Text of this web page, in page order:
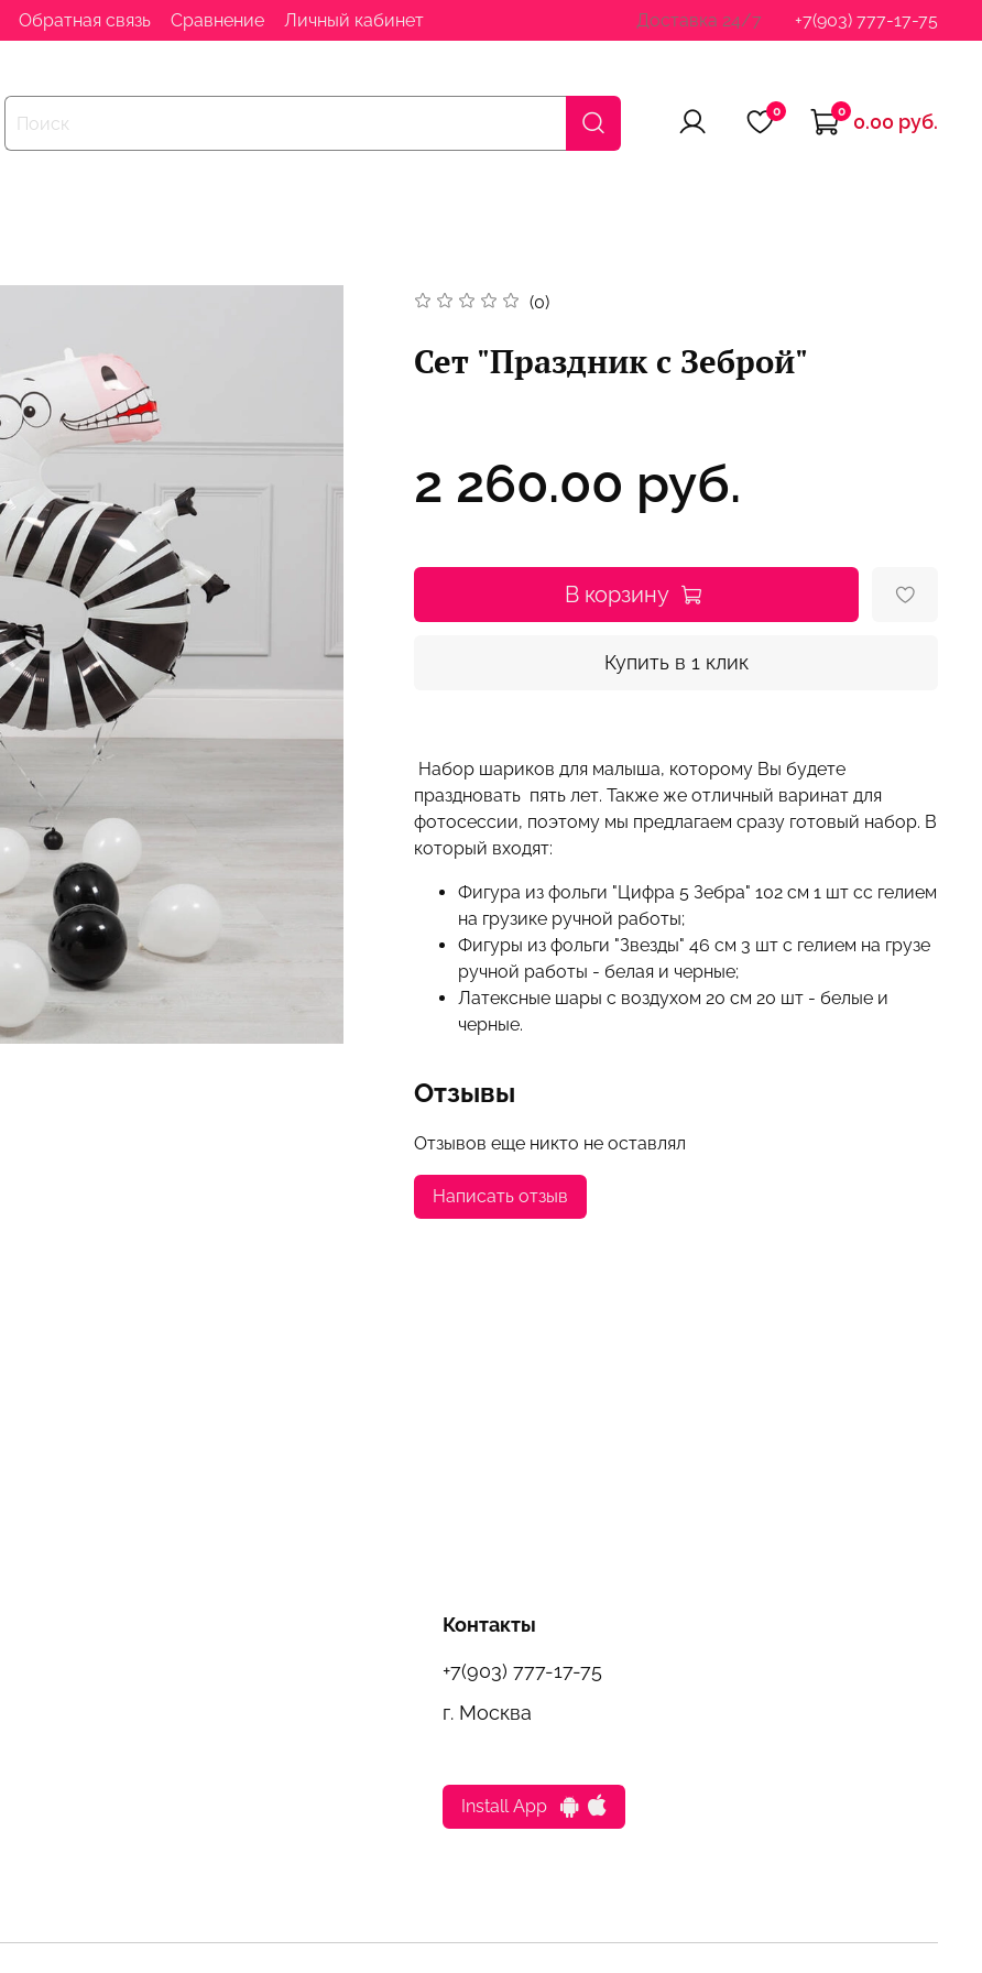
Обратная связь Сравнение Личный кабинет Доставка 24/7 +7(903) 777-17-75
0 0 0.00 руб.
(0)
Сет "Праздник с Зеброй"
2 260.00 руб.
В корзину
Купить в 1 клик
Набор шариков для малыша, которому Вы будете
праздновать пять лет. Также же отличный варинат для
фотосессии, поэтому мы предлагаем сразу готовый набор. В
который входят:
Фигура из фольги "Цифра 5 Зебра" 102 см 1 шт сс гелием
на грузике ручной работы;
Фигуры из фольги "Звезды" 46 см 3 шт с гелием на грузе
ручной работы - белая и черные;
Латексные шары с воздухом 20 см 20 шт - белые и
черные.
Отзывы
Отзывов еще никто не оставлял
Написать отзыв
Контакты
+7(903) 777-17-75
г. Москва
Install App